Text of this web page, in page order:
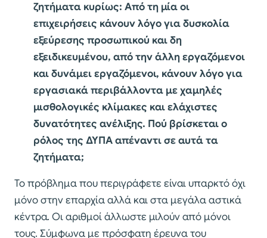
ζητήματα κυρίως: Από τη μία οι
επιχειρήσεις κάνουν λόγο για δυσκολία
εξεύρεσης προσωπικού και δη
εξειδικευμένου, από την άλλη εργαζόμενοι
και δυνάμει εργαζόμενοι, κάνουν λόγο για
εργασιακά περιβάλλοντα με χαμηλές
μισθολογικές κλίμακες και ελάχιστες
δυνατότητες ανέλιξης. Πού βρίσκεται ο
ρόλος της ΔΥΠΑ απέναντι σε αυτά τα
ζητήματα;
Το πρόβλημα που περιγράφετε είναι υπαρκτό όχι
μόνο στην επαρχία αλλά και στα μεγάλα αστικά
κέντρα. Οι αριθμοί άλλωστε μιλούν από μόνοι
τους. Σύμφωνα με πρόσφατη έρευνα του